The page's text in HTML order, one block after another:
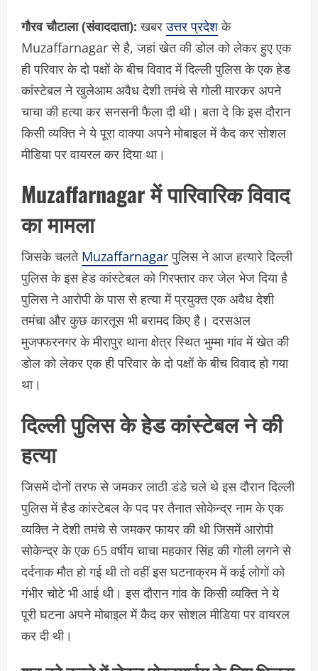
गौरव चौटाला (संवाददाता):खबरउत्तर प्रदेशके
Muzaffarnagar से है, जहां खेत की डोल को लेकर हुए एक
ही परिवार के दो पक्षों के बीच विवाद में दिल्ली पुलिस के एक हेड
कांस्टेबल ने खुलेआम अवैध देशी तमंचे से गोली मारकर अपने
चाचा की हत्या कर सनसनी फैला दी थी। बता दे कि इस दौरान
किसी व्यक्ति ने ये पूरा वाक्या अपने मोबाइल में कैद कर सोशल
मीडिया पर वायरल कर दिया था।
Muzaffarnagar में पारिवारिक विवाद
का मामला
जिसके चलते Muzaffarnagarपुलिस ने आज हत्यारे दिल्ली
पुलिस के इस हेड कांस्टेबल को गिरफ्तार कर जेल भेज दिया है
पुलिस ने आरोपी के पास से हत्या में प्रयुक्त एक अवैध देशी
तमंचा और कुछ कारतूस भी बरामद किए है। दरसअल
मुजफ्फरनगर के मीरापुर थाना क्षेत्र स्थित भुम्मा गांव में खेत की
डोल को लेकर एक ही परिवार के दो पक्षों के बीच विवाद हो गया
था।
दिल्ली पुलिस के हेड कांस्टेबल ने की
हत्या
जिसमें दोनों तरफ से जमकर लाठी डंडे चले थे इस दौरान दिल्ली
पुलिस में हैड कांस्टेबल के पद पर तैनात सोकेन्द्र नाम के एक
व्यक्ति ने देशी तमंचे से जमकर फायर की थी जिसमें आरोपी
सोकेन्द्र के एक 65 वर्षीय चाचा महकार सिंह की गोली लगने से
दर्दनाक मौत हो गई थी तो वहीं इस घटनाक्रम में कई लोगों को
गंभीर चोटे भी आई थी। इस दौरान गांव के किसी व्यक्ति ने ये
पूरी घटना अपने मोबाइल में कैद कर सोशल मीडिया पर वायरल
कर दी थी।